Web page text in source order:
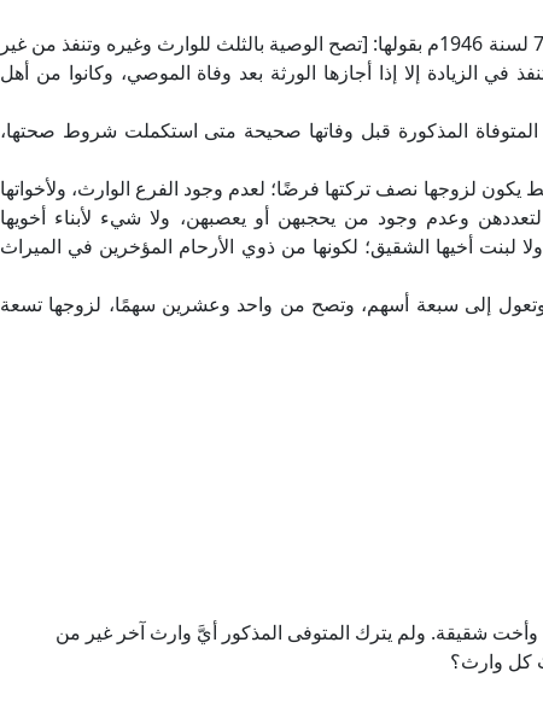
فقد نصت المادة 37 من قانون الوصية رقم 71 لسنة 1946م بقولها: [تصح الوصية بالثلث للوارث وغيره وتنفذ من غير
في الزيادة إلا إذا أجازها الورثة بعد وفاة الموصي، وكانوا من أهل
المذكورة قبل وفاتها صحيحة متى استكملت شروط صحتها،
يكون لزوجها نصف تركتها فرضًا؛ لعدم وجود الفرع الوارث، ولأخواتها
لتعددهن وعدم وجود من يحجبهن أو يعصبهن، ولا شيء لأبناء أخويها
لبنت أخيها الشقيق؛ لكونها من ذوي الأرحام المؤخرين في الميراث
إلى سبعة أسهم، وتصح من واحد وعشرين سهمًا، لزوجها تسعة
شقيقة. ولم يترك المتوفى المذكور أيَّ وارث آخر غير من
كل وارث؟